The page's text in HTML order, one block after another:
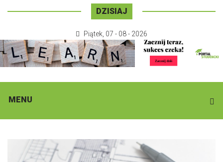
DZISIAJ
Piątek 07 - 08 - 2026
MENU